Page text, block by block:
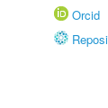
Orcid